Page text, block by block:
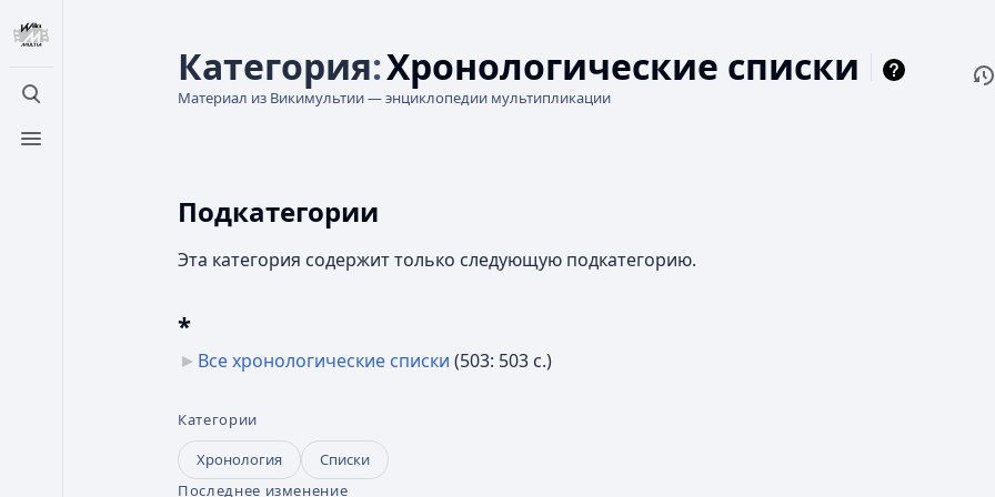
Открыть поиск
Открыть меню
Категория:Хронологические списки
Материал из Викимультии — энциклопедии мультипликации
Подкатегории
Эта категория содержит только следующую подкатегорию.
*
Все хронологические списки (503: 503 с.)
Категории
Хронология
Списки
Последнее изменение